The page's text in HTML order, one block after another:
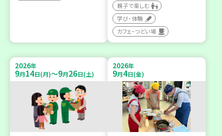
親子で楽しむ
学び・体験
カフェ・つどい場
2026年
9月14日(月)～9月26日(土)
2026年
9月4日(金)